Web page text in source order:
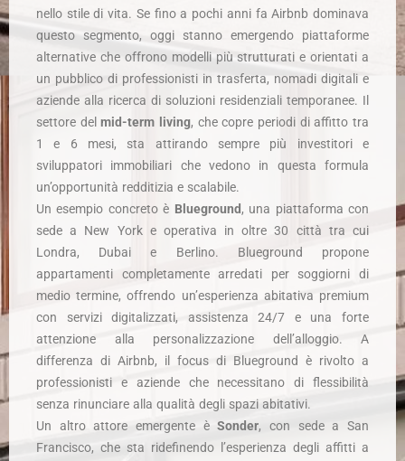
nello stile di vita. Se fino a pochi anni fa Airbnb dominava
questo segmento, oggi stanno emergendo piattaforme
alternative che offrono modelli più strutturati e orientati a
un pubblico di professionisti in trasferta, nomadi digitali e
aziende alla ricerca di soluzioni residenziali temporanee. Il
settore delmid-term living, che copre periodi di affitto tra
1 e 6 mesi, sta attirando sempre più investitori e
sviluppatori immobiliari che vedono in questa formula
un’opportunità redditizia e scalabile.
Un esempio concreto è Blueground , una piattaforma con
sede a New York e operativa in oltre 30 città tra cui
Londra, Dubai e Berlino. Blueground propone
appartamenti completamente arredati per soggiorni di
medio termine, offrendo un’esperienza abitativa premium
con servizi digitalizzati, assistenza 24/7 e una forte
attenzione alla personalizzazione dell’alloggio. A
differenza di Airbnb, il focus di Blueground è rivolto a
professionisti e aziende che necessitano di flessibilità
senza rinunciare alla qualità degli spazi abitativi.
Un altro attore emergente èSonder, con sede a San
Francisco, che sta ridefinendo l’esperienza degli affitti a